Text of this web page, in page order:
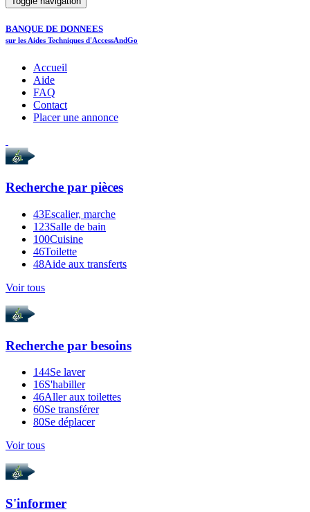
BANQUE DE DONNEES
sur les Aides Techniques d'AccessAndGo
Accueil
Aide
FAQ
Contact
Placer une annonce
Recherche par pièces
43Escalier, marche
123Salle de bain
100Cuisine
46Toilette
48Aide aux transferts
Voir tous
Recherche par besoins
144Se laver
16S'habiller
46Aller aux toilettes
60Se transférer
80Se déplacer
Voir tous
S'informer